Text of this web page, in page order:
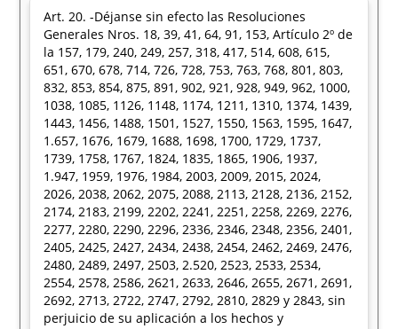
Art. 20. -Déjanse sin efecto las Resoluciones
Generales Nros. 18, 39, 41, 64, 91, 153, Artículo 2º de
la 157, 179, 240, 249, 257, 318, 417, 514, 608, 615,
651, 670, 678, 714, 726, 728, 753, 763, 768, 801, 803,
832, 853, 854, 875, 891, 902, 921, 928, 949, 962, 1000,
1038, 1085, 1126, 1148, 1174, 1211, 1310, 1374, 1439,
1443, 1456, 1488, 1501, 1527, 1550, 1563, 1595, 1647,
1.657, 1676, 1679, 1688, 1698, 1700, 1729, 1737,
1739, 1758, 1767, 1824, 1835, 1865, 1906, 1937,
1.947, 1959, 1976, 1984, 2003, 2009, 2015, 2024,
2026, 2038, 2062, 2075, 2088, 2113, 2128, 2136, 2152,
2174, 2183, 2199, 2202, 2241, 2251, 2258, 2269, 2276,
2277, 2280, 2290, 2296, 2336, 2346, 2348, 2356, 2401,
2405, 2425, 2427, 2434, 2438, 2454, 2462, 2469, 2476,
2480, 2489, 2497, 2503, 2.520, 2523, 2533, 2534,
2554, 2578, 2586, 2621, 2633, 2646, 2655, 2671, 2691,
2692, 2713, 2722, 2747, 2792, 2810, 2829 y 2843, sin
perjuicio de su aplicación a los hechos y